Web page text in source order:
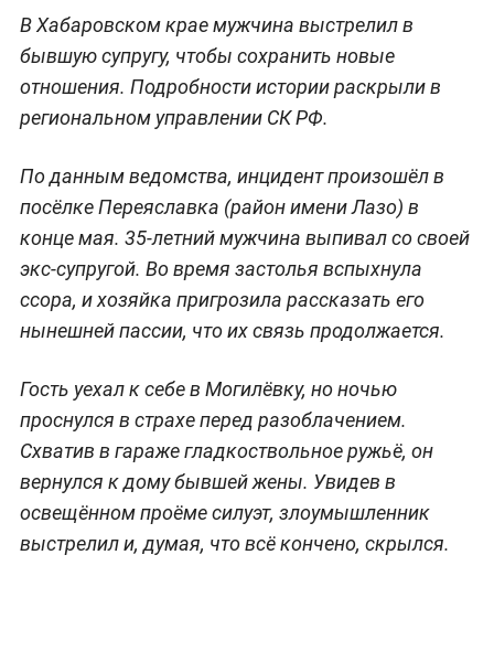
В Хабаровском крае мужчина выстрелил в
бывшую супругу, чтобы сохранить новые
отношения. Подробности истории раскрыли в
региональном управлении СК РФ.
По данным ведомства, инцидент произошёл в
посёлке Переяславка (район имени Лазо) в
конце мая. 35-летний мужчина выпивал со своей
экс-супругой. Во время застолья вспыхнула
ссора, и хозяйка пригрозила рассказать его
нынешней пассии, что их связь продолжается.
Гость уехал к себе в Могилёвку, но ночью
проснулся в страхе перед разоблачением.
Схватив в гараже гладкоствольное ружьё, он
вернулся к дому бывшей жены. Увидев в
освещённом проёме силуэт, злоумышленник
выстрелил и, думая, что всё кончено, скрылся.